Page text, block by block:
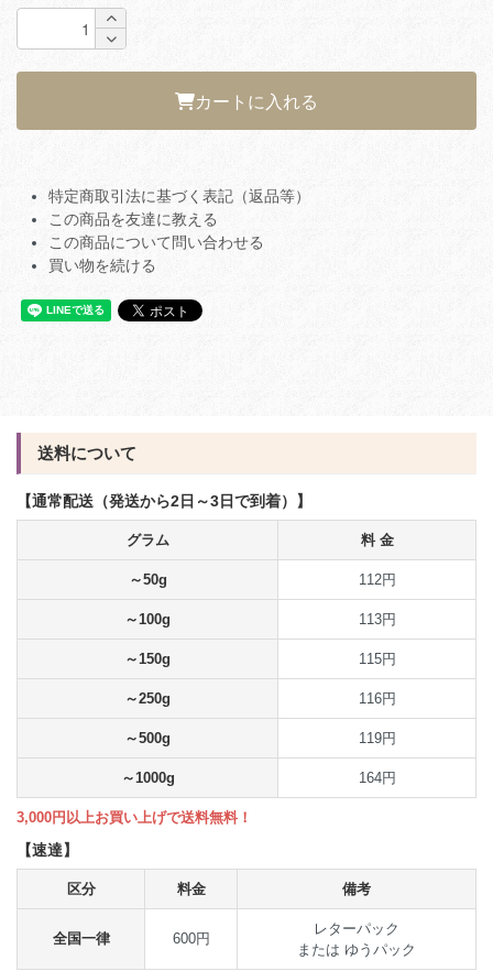
カートに入れる
特定商取引法に基づく表記（返品等）
この商品を友達に教える
この商品について問い合わせる
買い物を続ける
送料について
【通常配送（発送から2日～3日で到着）】
グラム 料 金
～50g 112円
～100g 113円
～150g 115円
～250g 116円
～500g 119円
～1000g 164円
3,000円以上お買い上げで送料無料！
【速達】
区分 料金 備考
全国一律 600円
レターパック
または ゆうパック